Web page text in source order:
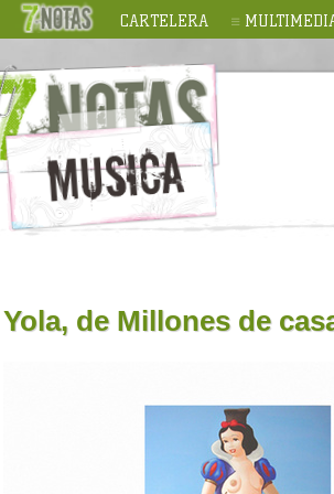
CARTELERA
Yola, de Millones de